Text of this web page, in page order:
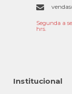
Institucional
Segunda a
hrs.